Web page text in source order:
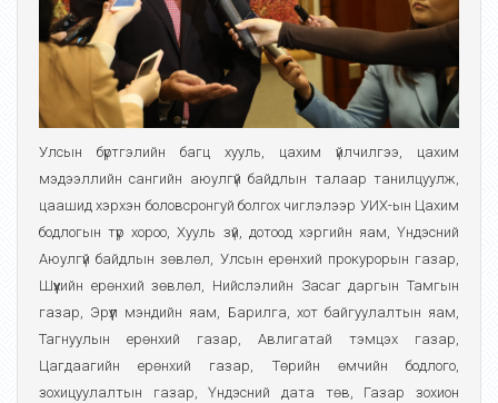
Улсын бүртгэлийн багц хууль, цахим үйлчилгээ, цахим
мэдээллийн сангийн аюулгүй байдлын талаар танилцуулж,
цаашид хэрхэн боловсронгуй болгох чиглэлээр УИХ-ын Цахим
бодлогын түр хороо, Хууль зүй, дотоод хэргийн яам, Үндэсний
Аюулгүй байдлын зөвлөл, Улсын ерөнхий прокурорын газар,
Шүүхийн ерөнхий зөвлөл, Нийслэлийн Засаг даргын Тамгын
газар, Эрүүл мэндийн яам, Барилга, хот байгуулалтын яам,
Тагнуулын ерөнхий газар, Авлигатай тэмцэх газар,
Цагдаагийн ерөнхий газар, Төрийн өмчийн бодлого,
зохицуулалтын газар, Үндэсний дата төв, Газар зохион